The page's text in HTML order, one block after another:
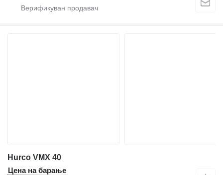
Hurco VMX 40
Цена на барање